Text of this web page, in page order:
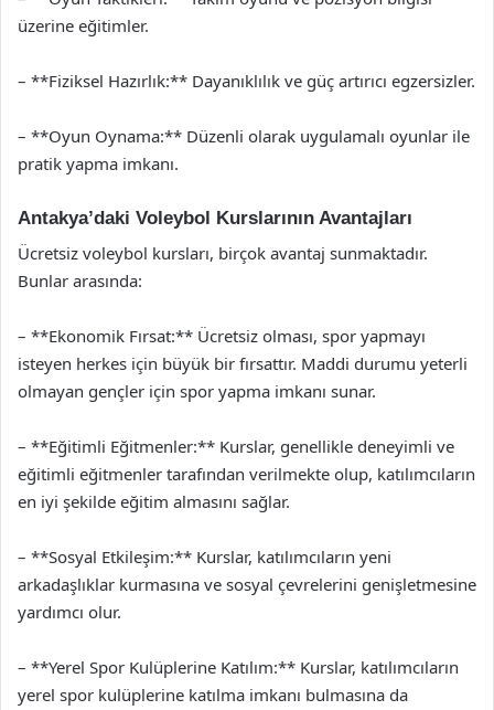
üzerine eğitimler.
– **Fiziksel Hazırlık:** Dayanıklılık ve güç artırıcı egzersizler.
– **Oyun Oynama:** Düzenli olarak uygulamalı oyunlar ile
pratik yapma imkanı.
Antakya’daki Voleybol Kurslarının Avantajları
Ücretsiz voleybol kursları, birçok avantaj sunmaktadır.
Bunlar arasında:
– **Ekonomik Fırsat:** Ücretsiz olması, spor yapmayı
isteyen herkes için büyük bir fırsattır. Maddi durumu yeterli
olmayan gençler için spor yapma imkanı sunar.
– **Eğitimli Eğitmenler:** Kurslar, genellikle deneyimli ve
eğitimli eğitmenler tarafından verilmekte olup, katılımcıların
en iyi şekilde eğitim almasını sağlar.
– **Sosyal Etkileşim:** Kurslar, katılımcıların yeni
arkadaşlıklar kurmasına ve sosyal çevrelerini genişletmesine
yardımcı olur.
– **Yerel Spor Kulüplerine Katılım:** Kurslar, katılımcıların
yerel spor kulüplerine katılma imkanı bulmasına da